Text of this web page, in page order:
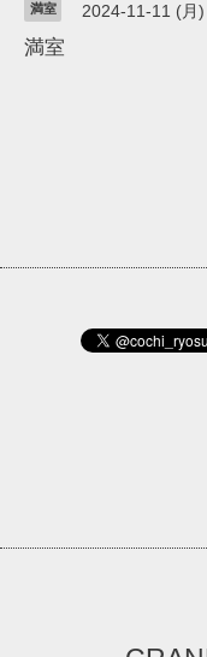
満室 2024-11-11 (月)
満室